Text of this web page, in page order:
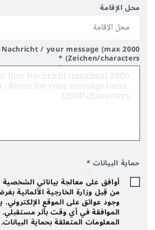
محل الإقامة
/ your message (max 2000
Zeichen/characters)
*
حماية البيانات *
أوافق على معالجة بياناتي الشخصية
من قِبل وزارة الخارجية الألمانية
وجود عوائق على الموقع الإلكتروني.
الموافقة في أي وقت بأثر مستقبلي.
المعلومات المتعلقة بحماية البيانات.